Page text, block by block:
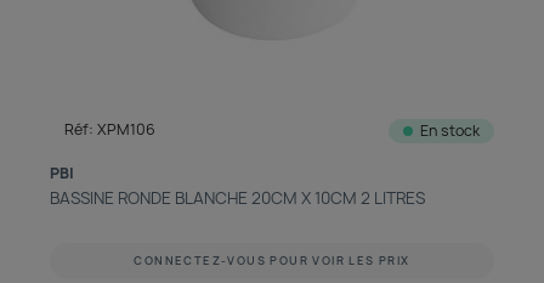
Réf: XPM106 En stock
PBI
BASSINE RONDE BLANCHE 20CM X 10CM 2 LITRES
CONNECTEZ-VOUS POUR VOIR LES PRIX